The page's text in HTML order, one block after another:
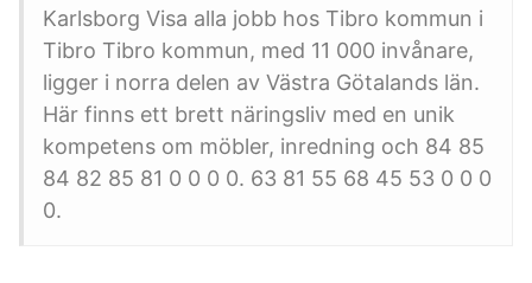
Karlsborg Visa alla jobb hos Tibro kommun i
Tibro Tibro kommun, med 11 000 invånare,
ligger i norra delen av Västra Götalands län.
Här finns ett brett näringsliv med en unik
kompetens om möbler, inredning och 84 85
84 82 85 81 0 0 0 0. 63 81 55 68 45 53 0 0 0
0.